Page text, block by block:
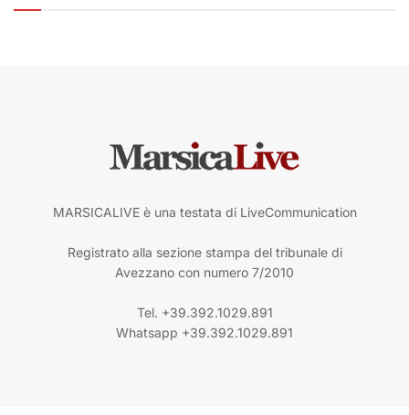
MARSICALIVE è una testata di LiveCommunication
Registrato alla sezione stampa del tribunale di
Avezzano con numero 7/2010
Tel. +39.392.1029.891
Whatsapp +39.392.1029.891